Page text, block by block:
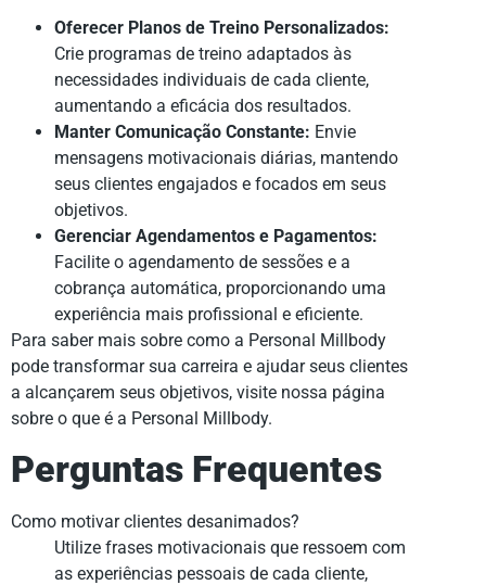
Oferecer Planos de Treino Personalizados:
Crie programas de treino adaptados às
necessidades individuais de cada cliente,
aumentando a eficácia dos resultados.
Manter Comunicação Constante: Envie
mensagens motivacionais diárias, mantendo
seus clientes engajados e focados em seus
objetivos.
Gerenciar Agendamentos e Pagamentos:
Facilite o agendamento de sessões e a
cobrança automática, proporcionando uma
experiência mais profissional e eficiente.
Para saber mais sobre como a Personal Millbody
pode transformar sua carreira e ajudar seus clientes
a alcançarem seus objetivos, visite nossa página
sobre o que é a Personal Millbody.
Perguntas Frequentes
Como motivar clientes desanimados?
Utilize frases motivacionais que ressoem com
as experiências pessoais de cada cliente,